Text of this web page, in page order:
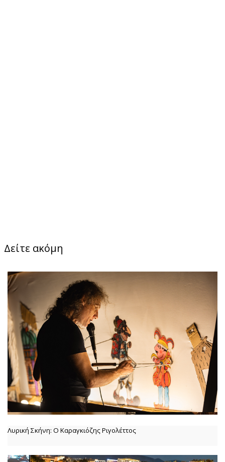
Δείτε ακόμη
Λυρική Σκήνη: Ο Καραγκιόζης Ριγολέττος